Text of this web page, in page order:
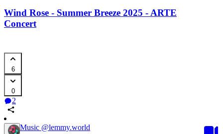
Wind Rose - Summer Breeze 2025 - ARTE
Concert
6
0
2
Music @lemmy.world